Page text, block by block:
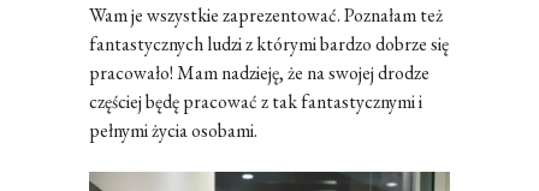
Wam je wszystkie zaprezentować. Poznałam też
fantastycznych ludzi z którymi bardzo dobrze się
pracowało! Mam nadzieję, że na swojej drodze
częściej będę pracować z tak fantastycznymi i
pełnymi życia osobami.